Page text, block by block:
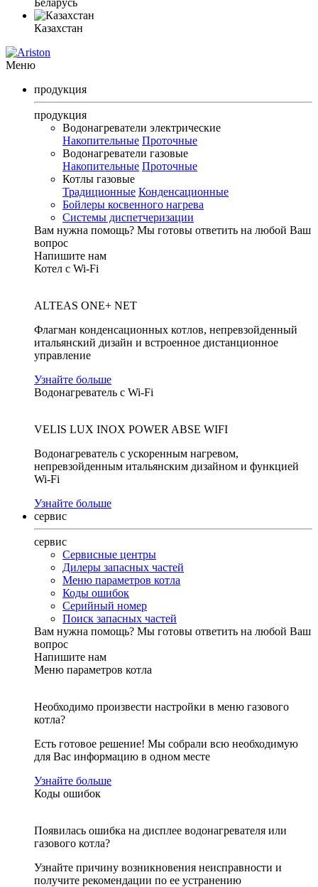
Беларусь
Казахстан
Меню
продукция
продукция
Водонагреватели электрические
Накопительные Проточные
Водонагреватели газовые
Накопительные Проточные
Котлы газовые
Традиционные Конденсационные
Бойлеры косвенного нагрева
Системы диспетчеризации
Вам нужна помощь? Мы готовы ответить на любой Ваш
вопрос
Напишите нам
Котел с Wi-Fi
ALTEAS ONE+ NET
Флагман конденсационных котлов, непревзойденный
итальянский дизайн и встроенное дистанционное
управление
Узнайте больше
Водонагреватель с Wi-Fi
VELIS LUX INOX POWER ABSE WIFI
Водонагреватель с ускоренным нагревом,
непревзойденным итальянским дизайном и функцией
Wi-Fi
Узнайте больше
сервис
сервис
Сервисные центры
Дилеры запасных частей
Меню параметров котла
Коды ошибок
Серийный номер
Поиск запасных частей
Вам нужна помощь? Мы готовы ответить на любой Ваш
вопрос
Напишите нам
Меню параметров котла
Необходимо произвести настройки в меню газового
котла?
Есть готовое решение! Мы собрали всю необходимую
для Вас информацию в одном месте
Узнайте больше
Коды ошибок
Появилась ошибка на дисплее водонагревателя или
газового котла?
Узнайте причину возникновения неисправности и
получите рекомендации по ее устранению